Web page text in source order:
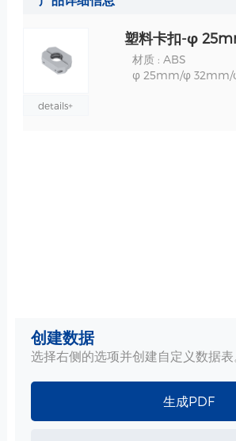
details+
材质 : ABS
φ 25mm/φ
创建数据
选择右侧的选项并创建自定义数据表
生成PDF